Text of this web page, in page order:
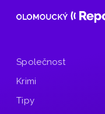
Společnost
Krimi
Tipy